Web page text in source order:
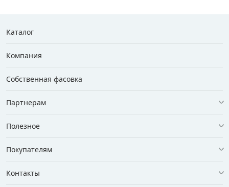
Каталог
Компания
Собственная фасовка
Партнерам
Полезное
Покупателям
Контакты